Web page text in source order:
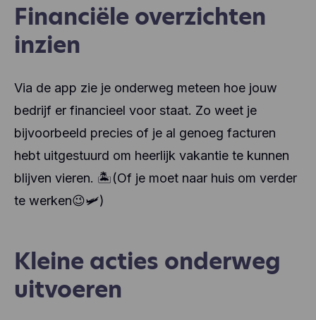
Financiële overzichten
inzien
Via de app zie je onderweg meteen hoe jouw
bedrijf er financieel voor staat. Zo weet je
bijvoorbeeld precies of je al genoeg facturen
hebt uitgestuurd om heerlijk vakantie te kunnen
blijven vieren. 🏝 (Of je moet naar huis om verder
te werken😉🛩)
Kleine acties onderweg
uitvoeren